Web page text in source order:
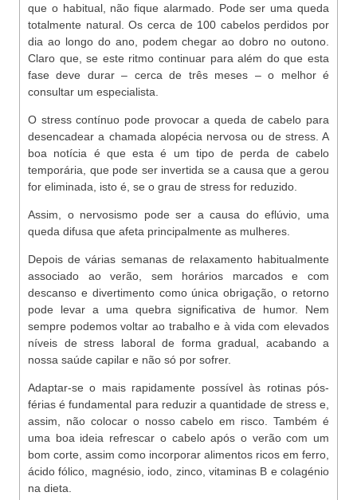
que o habitual, não fique alarmado. Pode ser uma queda
totalmente natural. Os cerca de 100 cabelos perdidos por
dia ao longo do ano, podem chegar ao dobro no outono.
Claro que, se este ritmo continuar para além do que esta
fase deve durar – cerca de três meses – o melhor é
consultar um especialista.
O stress contínuo pode provocar a queda de cabelo para
desencadear a chamada alopécia nervosa ou de stress. A
boa notícia é que esta é um tipo de perda de cabelo
temporária, que pode ser invertida se a causa que a gerou
for eliminada, isto é, se o grau de stress for reduzido.
Assim, o nervosismo pode ser a causa do eflúvio, uma
queda difusa que afeta principalmente as mulheres.
Depois de várias semanas de relaxamento habitualmente
associado ao verão, sem horários marcados e com
descanso e divertimento como única obrigação, o retorno
pode levar a uma quebra significativa de humor. Nem
sempre podemos voltar ao trabalho e à vida com elevados
níveis de stress laboral de forma gradual, acabando a
nossa saúde capilar e não só por sofrer.
Adaptar-se o mais rapidamente possível às rotinas pós-
férias é fundamental para reduzir a quantidade de stress e,
assim, não colocar o nosso cabelo em risco. Também é
uma boa ideia refrescar o cabelo após o verão com um
bom corte, assim como incorporar alimentos ricos em ferro,
ácido fólico, magnésio, iodo, zinco, vitaminas B e colagénio
na dieta.